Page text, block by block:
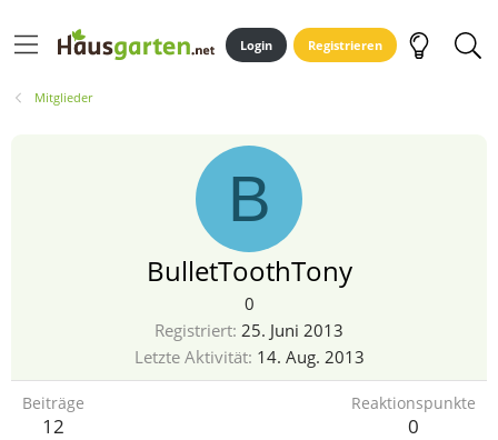
Login Registrieren
Mitglieder
B
BulletToothTony
0
Registriert 25. Juni 2013
Letzte Aktivität 14. Aug. 2013
Beiträge
12
Reaktionspunkte
0